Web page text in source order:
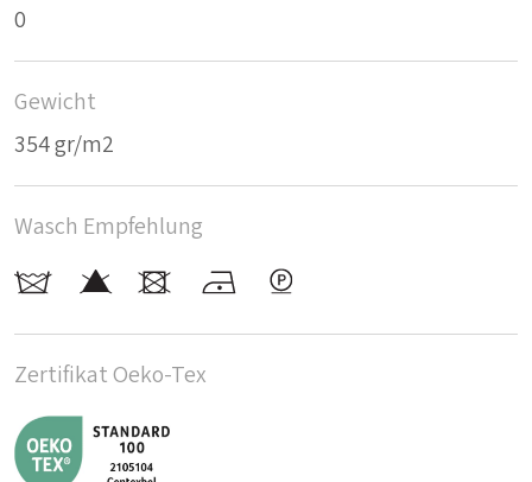
0
Gewicht
354 gr/m2
Wasch Empfehlung
Zertifikat Oeko-Tex